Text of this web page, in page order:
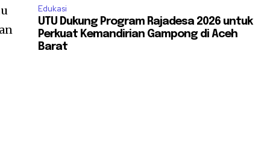
Edukasi
UTU Dukung Program Rajadesa 2026 untuk
Perkuat Kemandirian Gampong di Aceh
Barat